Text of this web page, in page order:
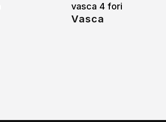
vasca 4 fori
Vasca